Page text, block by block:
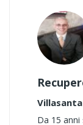
Villasanta
Da 15